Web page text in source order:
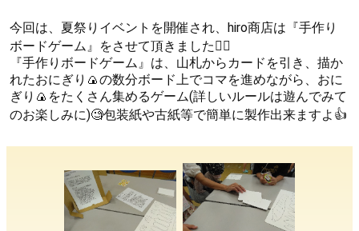
今回は、夏祭りイベントを開催され、hiro商店は『手作り
ボードゲーム』をさせて頂きました🙇‍♀
『手作りボードゲーム』は、山札からカードを引き、描か
れたおにぎり🍙の数分ボード上でコマを進めながら、おに
ぎり🍙をたくさん集めるゲーム(詳しいルールは遊んでみて
のお楽しみに)🧐包装紙や古紙等で簡単に製作出来ますよ👍